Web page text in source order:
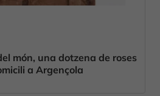
món, una dotzena de roses
a Argençola